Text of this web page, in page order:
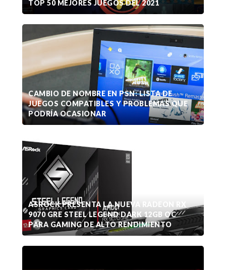
TOP 50 MEJORES JUEGOS DEL 2021
CAMBIO DE NOMBRE EN PSN: LISTA DE
JUEGOS COMPATIBLES Y PROBLEMAS QUE
PODRÍA OCASIONAR
ASROCK PRESENTA LA NUEVA RADEON RX
9070 GRE STEEL LEGEND DARK 12GB OC
PARA GAMING DE ALTO RENDIMIENTO